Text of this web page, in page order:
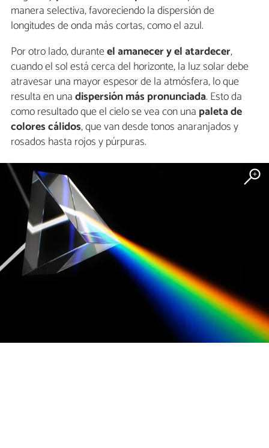
manera selectiva, favoreciendo la dispersión de
longitudes de onda más cortas, como el azul.
Por otro lado, duranteel amanecer y el atardecer,
cuando el sol está cerca del horizonte, la luz solar debe
atravesar una mayor espesor de la atmósfera, lo que
resulta en unadispersión más pronunciada. Esto da
como resultado que el cielo se vea con una paleta de
colores cálidos, que van desde tonos anaranjados y
rosados hasta rojos y púrpuras.